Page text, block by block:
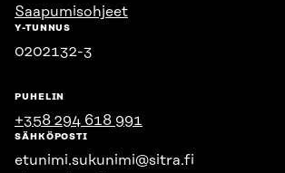
Saapumisohjeet
Y-TUNNUS
0202132-3
PUHELIN
+358 294 618 991
SÄHKÖPOSTI
etunimi.sukunimi@sitra.fi